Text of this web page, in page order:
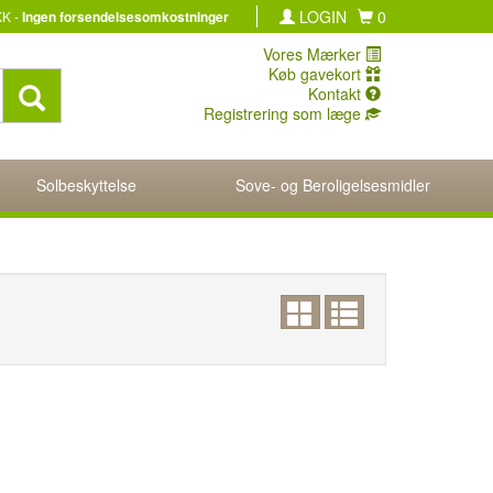
-Ingen forsendelsesomkostninger LOGIN
0
Vores Mærker
Køb gavekort
Kontakt
Registrering som læge
Solbeskyttelse Sove- og Beroligelsesmidler